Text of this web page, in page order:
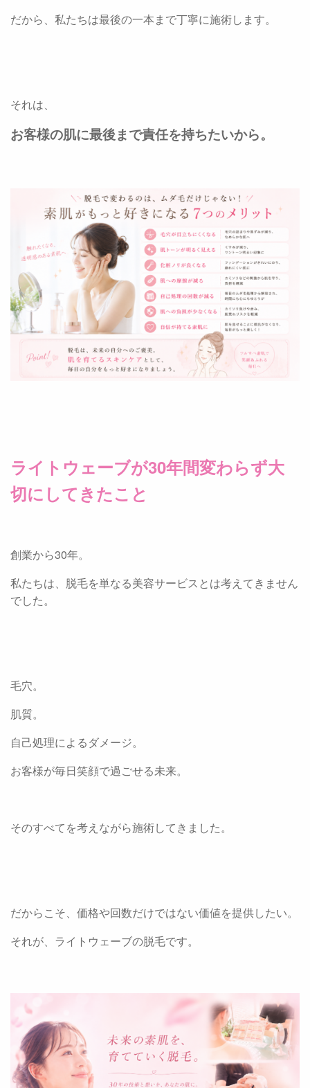
だから、私たちは最後の一本まで丁寧に施術します。
それは、
お客様の肌に最後まで責任を持ちたいから。
ライトウェーブが30年間変わらず大
切にしてきたこと
創業から30年。
私たちは、脱毛を単なる美容サービスとは考えてきません
でした。
毛穴。
肌質。
自己処理によるダメージ。
お客様が毎日笑顔で過ごせる未来。
そのすべてを考えながら施術してきました。
だからこそ、価格や回数だけではない価値を提供したい。
それが、ライトウェーブの脱毛です。